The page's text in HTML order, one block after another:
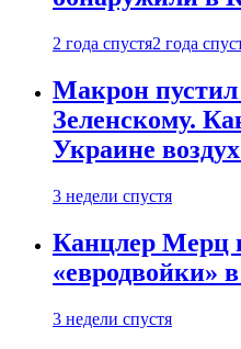
2 года спустя2 года
Макрон
Зеленскому.
Украине
3 недели спустя
Канцлер Мерц
«евродвойки»
3 недели спустя